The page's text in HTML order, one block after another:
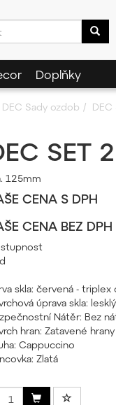
Doplňky
DEC Sady ozdob DEC
SET
125mm
CENA S DPH
CENA BEZ DPH
skla: červená - triplex
úprava skla:
Nátěr: Bez
hran: Zatavené hrany
Cappuccino
Zlatá